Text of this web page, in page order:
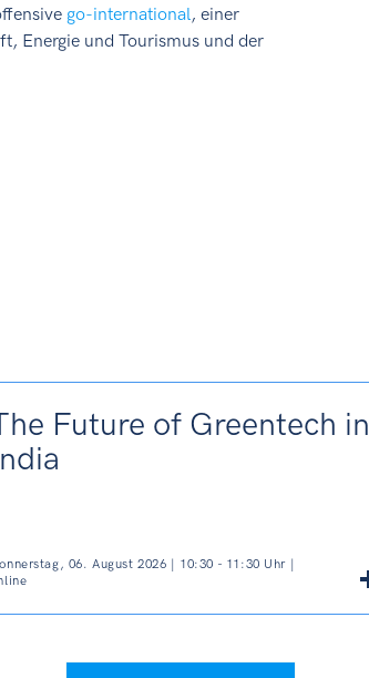
go-international, einer
Energie und Tourismus und der
Future of Greentech in
06. August 2026 | 10:30 - 11:30 Uhr |